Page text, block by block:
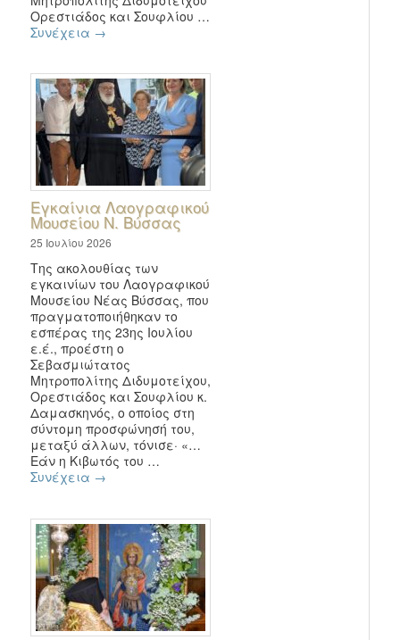
Ορεστιάδος και Σουφλίου …
Συνέχεια →
Εγκαίνια Λαογραφικού
Μουσείου Ν. Βύσσας
25 Ιουλίου 2026
Της ακολουθίας των
εγκαινίων του Λαογραφικού
Μουσείου Νέας Βύσσας, που
πραγματοποιήθηκαν το
εσπέρας της 23ης Ιουλίου
ε.έ., προέστη ο
Σεβασμιώτατος
Μητροπολίτης Διδυμοτείχου,
Ορεστιάδος και Σουφλίου κ.
Δαμασκηνός, ο οποίος στη
σύντομη προσφώνησή του,
μεταξύ άλλων, τόνισε· «…
Εάν η Κιβωτός του …
Συνέχεια →